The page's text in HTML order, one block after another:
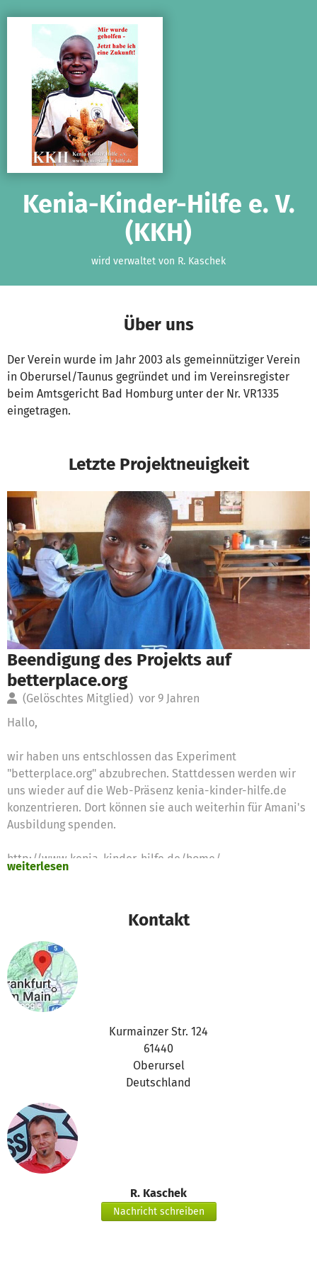
Kenia-Kinder-Hilfe e. V.
(KKH)
wird verwaltet von R. Kaschek
Über uns
Der Verein wurde im Jahr 2003 als gemeinnütziger Verein
in Oberursel/Taunus gegründet und im Vereinsregister
beim Amtsgericht Bad Homburg unter der Nr. VR1335
eingetragen.
Letzte Projektneuigkeit
Beendigung des Projekts auf
betterplace.org
(Gelöschtes Mitglied) vor 9 Jahren
Hallo,
wir haben uns entschlossen das Experiment
"betterplace.org" abzubrechen. Stattdessen werden wir
uns wieder auf die Web-Präsenz kenia-kinder-hilfe.de
konzentrieren. Dort können sie auch weiterhin für Amani's
Ausbildung spenden.
http://www.kenia-kinder-hilfe.de/home/
weiterlesen
Kontakt
Kurmainzer Str. 124
61440
Oberursel
Deutschland
R. Kaschek
Nachricht schreiben